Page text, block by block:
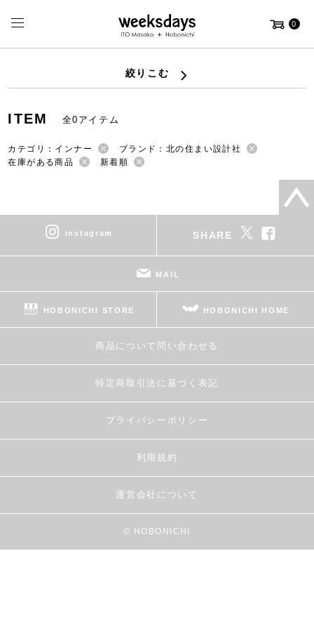
0
絞りこむ
ITEM 全0アイテム
カテゴリ：インナー
ブランド：北の住まい設計社
在庫がある商品
新着順
instagram SHARE
MAIL
HOBONICHI STORE HOBONICHI HOME
商品について問い合わせる
特定商取引法に基づく表記
プライバシーポリシー
利用規約
運営会社について
© HOBONICHI